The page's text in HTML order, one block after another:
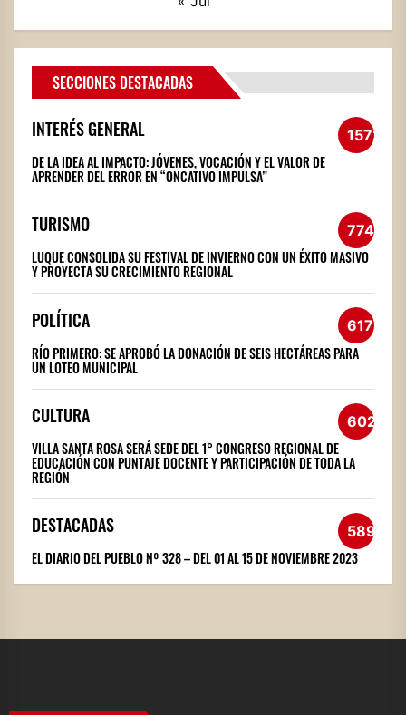
SECCIONES DESTACADAS
INTERÉS GENERAL 1572
DE LA IDEA AL IMPACTO: JÓVENES, VOCACIÓN Y EL VALOR DE
APRENDER DEL ERROR EN “ONCATIVO IMPULSA”
TURISMO 774
LUQUE CONSOLIDA SU FESTIVAL DE INVIERNO CON UN ÉXITO MASIVO
Y PROYECTA SU CRECIMIENTO REGIONAL
POLÍTICA 617
RÍO PRIMERO: SE APROBÓ LA DONACIÓN DE SEIS HECTÁREAS PARA
UN LOTEO MUNICIPAL
CULTURA 602
VILLA SANTA ROSA SERÁ SEDE DEL 1° CONGRESO REGIONAL DE
EDUCACIÓN CON PUNTAJE DOCENTE Y PARTICIPACIÓN DE TODA LA
REGIÓN
DESTACADAS 589
EL DIARIO DEL PUEBLO Nº 328 – DEL 01 AL 15 DE NOVIEMBRE 2023